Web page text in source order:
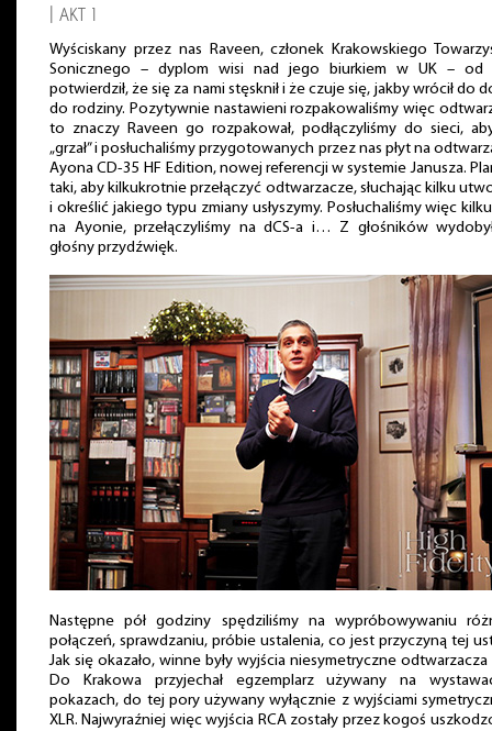
| AKT I
Wyściskany przez nas Raveen, członek Krakowskiego
Sonicznego – dyplom wisi nad jego biurkiem w UK – od
potwierdził, że się za nami stęsknił i że czuje się, jakby wrócił do
do rodziny. Pozytywnie nastawieni rozpakowaliśmy więc
to znaczy Raveen go rozpakował, podłączyliśmy do sieci,
„grzał” i posłuchaliśmy przygotowanych przez nas płyt na
Ayona CD-35 HF Edition, nowej referencji w systemie Janusza.
taki, aby kilkukrotnie przełączyć odtwarzacze, słuchając kilku
i określić jakiego typu zmiany usłyszymy. Posłuchaliśmy więc
na Ayonie, przełączyliśmy na dCS-a i… Z głośników
głośny przydźwięk.
Następne pół godziny spędziliśmy na wypróbowywaniu
połączeń, sprawdzaniu, próbie ustalenia, co jest przyczyną tej
Jak się okazało, winne były wyjścia niesymetryczne odtwarzacza
Do Krakowa przyjechał egzemplarz używany na
pokazach, do tej pory używany wyłącznie z wyjściami
XLR. Najwyraźniej więc wyjścia RCA zostały przez kogoś